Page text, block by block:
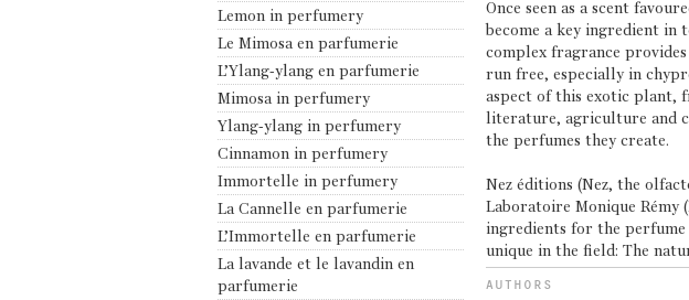
Lemon in perfumery
Le Mimosa en parfumerie
L’Ylang-ylang en parfumerie
Mimosa in perfumery
Ylang-ylang in perfumery
Cinnamon in perfumery
Immortelle in perfumery
La Cannelle en parfumerie
L’Immortelle en parfumerie
La lavande et le lavandin en
parfumerie
Once seen as a scent
become a key ingredient in
complex fragrance
run free, especially in
aspect of this exotic plant,
literature, agriculture and
the perfumes they create.
Nez éditions (Nez, the
Laboratoire Monique Rémy
ingredients for the
unique in the field: The
AUTHORS